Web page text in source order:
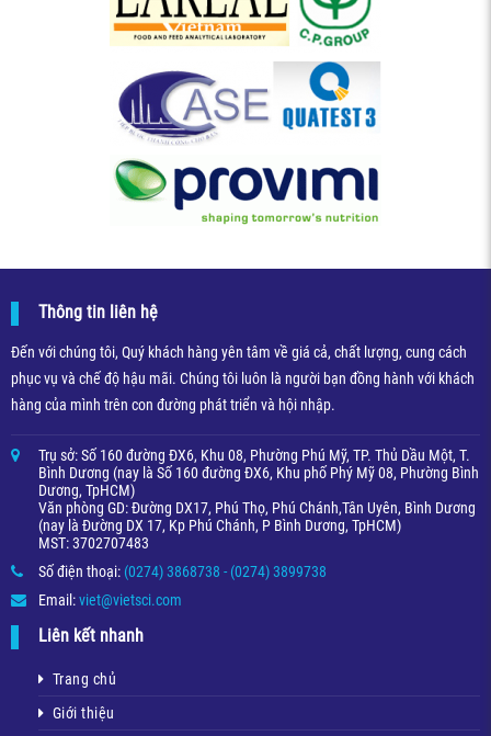
Thông tin liên hệ
Đến với chúng tôi, Quý khách hàng yên tâm về giá cả, chất lượng, cung cách
phục vụ và chế độ hậu mãi. Chúng tôi luôn là người bạn đồng hành với khách
hàng của mình trên con đường phát triển và hội nhập.
Trụ sở: Số 160 đường ĐX6, Khu 08, Phường Phú Mỹ, TP. Thủ Dầu Một, T.
Bình Dương (nay là Số 160 đường ĐX6, Khu phố Phý Mỹ 08, Phường Bình
Dương, TpHCM)
Văn phòng GD: Đường DX17, Phú Thọ, Phú Chánh,Tân Uyên, Bình Dương
(nay là Đường DX 17, Kp Phú Chánh, P Bình Dương, TpHCM)
MST: 3702707483
Số điện thoại: (0274) 3868738 - (0274) 3899738
Email:viet@vietsci.com
Liên kết nhanh
Trang chủ
Giới thiệu